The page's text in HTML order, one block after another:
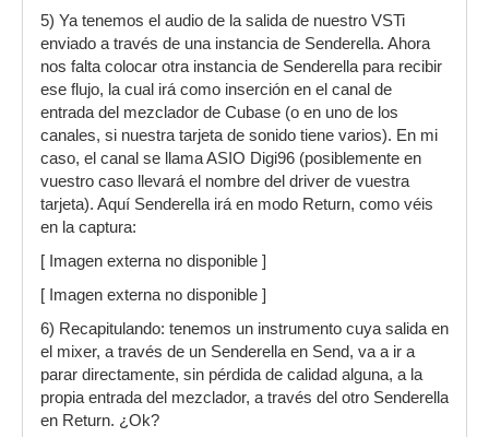
5) Ya tenemos el audio de la salida de nuestro VSTi
enviado a través de una instancia de Senderella. Ahora
nos falta colocar otra instancia de Senderella para recibir
ese flujo, la cual irá como inserción en el canal de
entrada del mezclador de Cubase (o en uno de los
canales, si nuestra tarjeta de sonido tiene varios). En mi
caso, el canal se llama ASIO Digi96 (posiblemente en
vuestro caso llevará el nombre del driver de vuestra
tarjeta). Aquí Senderella irá en modo Return, como véis
en la captura:
[ Imagen externa no disponible ]
[ Imagen externa no disponible ]
6) Recapitulando: tenemos un instrumento cuya salida en
el mixer, a través de un Senderella en Send, va a ir a
parar directamente, sin pérdida de calidad alguna, a la
propia entrada del mezclador, a través del otro Senderella
en Return. ¿Ok?